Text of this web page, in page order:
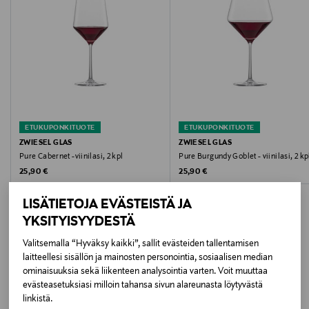
LISÄTIETOJA EVÄSTEISTÄ JA
YKSITYISYYDESTÄ
Valitsemalla “Hyväksy kaikki”, sallit evästeiden tallentamisen
laitteellesi sisällön ja mainosten personointia, sosiaalisen median
ominaisuuksia sekä liikenteen analysointia varten. Voit muuttaa
evästeasetuksiasi milloin tahansa sivun alareunasta löytyvästä
linkistä.
Valmistusmaa
Valmistaja
Lindex Group Oyj
Valmistajan osoite
Stockmann, Lindex Group Oyj, Aleksanterinkatu 52 B,
Digitaalinen osoite
www.stockmann.com/asiakaspalvelu
ETUKUPONKITUOTE
ZWIESEL GLAS
Pure Cabernet -viinilasi, 2 kpl
Original Price
25,90 €
ETUKUPONKITUOTE
ZWIESEL GLAS
Pure Burgundy Goblet - viinilasi, 2
Original Price
25,90 €
LISÄÄ KIINNOSTAVIA
TUOTTEITA